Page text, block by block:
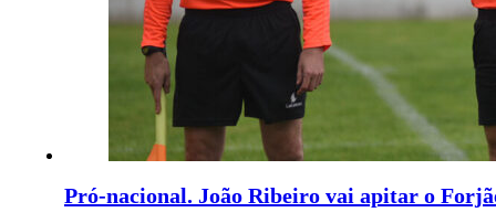
Pró-nacional. João Ribeiro vai apitar o